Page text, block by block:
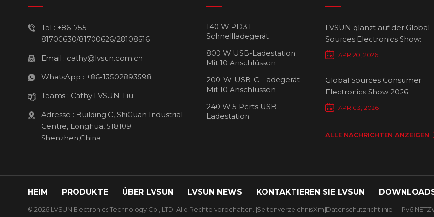
Tel : +86-755-
81700630/81700626/28108616
Email : cathy@lvsun.com.cn
WhatsApp : +86-13502893598
Teams : Cathy LVSUN-Liu
Adresse : Building C, ShiGuan Industrial
Centre, Longhua, 518109
Shenzhen,China
140 W PD3.1
Schnellladegerät
800 W USB-Ladestation
Mit 10 Anschlüssen
200-W-USB-C-Ladegerät
Mit 10 Anschlüssen
240 W 5 Ports USB-
Ladestation
LVSUN glänzt auf der Global
Sources Electronics Show:
Mehrfach-Ladegeräte setzen
Maßstäbe für intelligentes
APR 20, 2026
Global Sources Consumer
Electronics Show 2026
APR 03, 2026
ALLE NACHRICHTEN ANZEIGEN
HEIM PRODUKTE ÜBER LVSUN LVSUN NEWS KONTAKTIEREN SIE LVSUN
© 2026 LVSUN Electronics Technology Co., LTD. Alle Rechte vorbehalten. |Seitenverzeichnis|Xml|Datenschutzrichtlinie| IPv6